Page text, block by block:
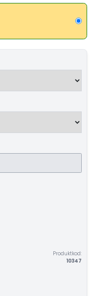
Produktkod:
10347